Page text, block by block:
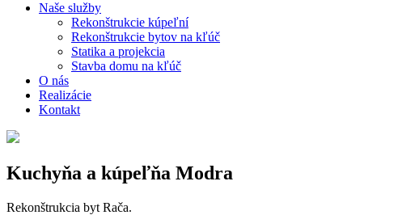
Naše služby
Rekonštrukcie kúpeľní
Rekonštrukcie bytov na kľúč
Statika a projekcia
Stavba domu na kľúč
O nás
Realizácie
Kontakt
Kuchyňa a kúpeľňa Modra
Rekonštrukcia byt Rača.